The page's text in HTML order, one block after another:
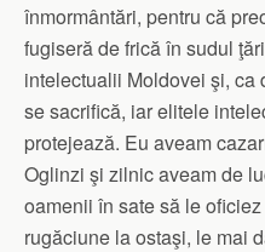
înmormântări, pentru că
fugiseră de frică în sudul
intelectualii Moldovei şi, ca
se sacrifică, iar elitele
protejează. Eu aveam
Oglinzi şi zilnic aveam de
oamenii în sate să le
rugăciune la ostaşi, le mai